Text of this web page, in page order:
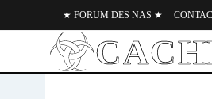
★ FORUM DES NAS ★